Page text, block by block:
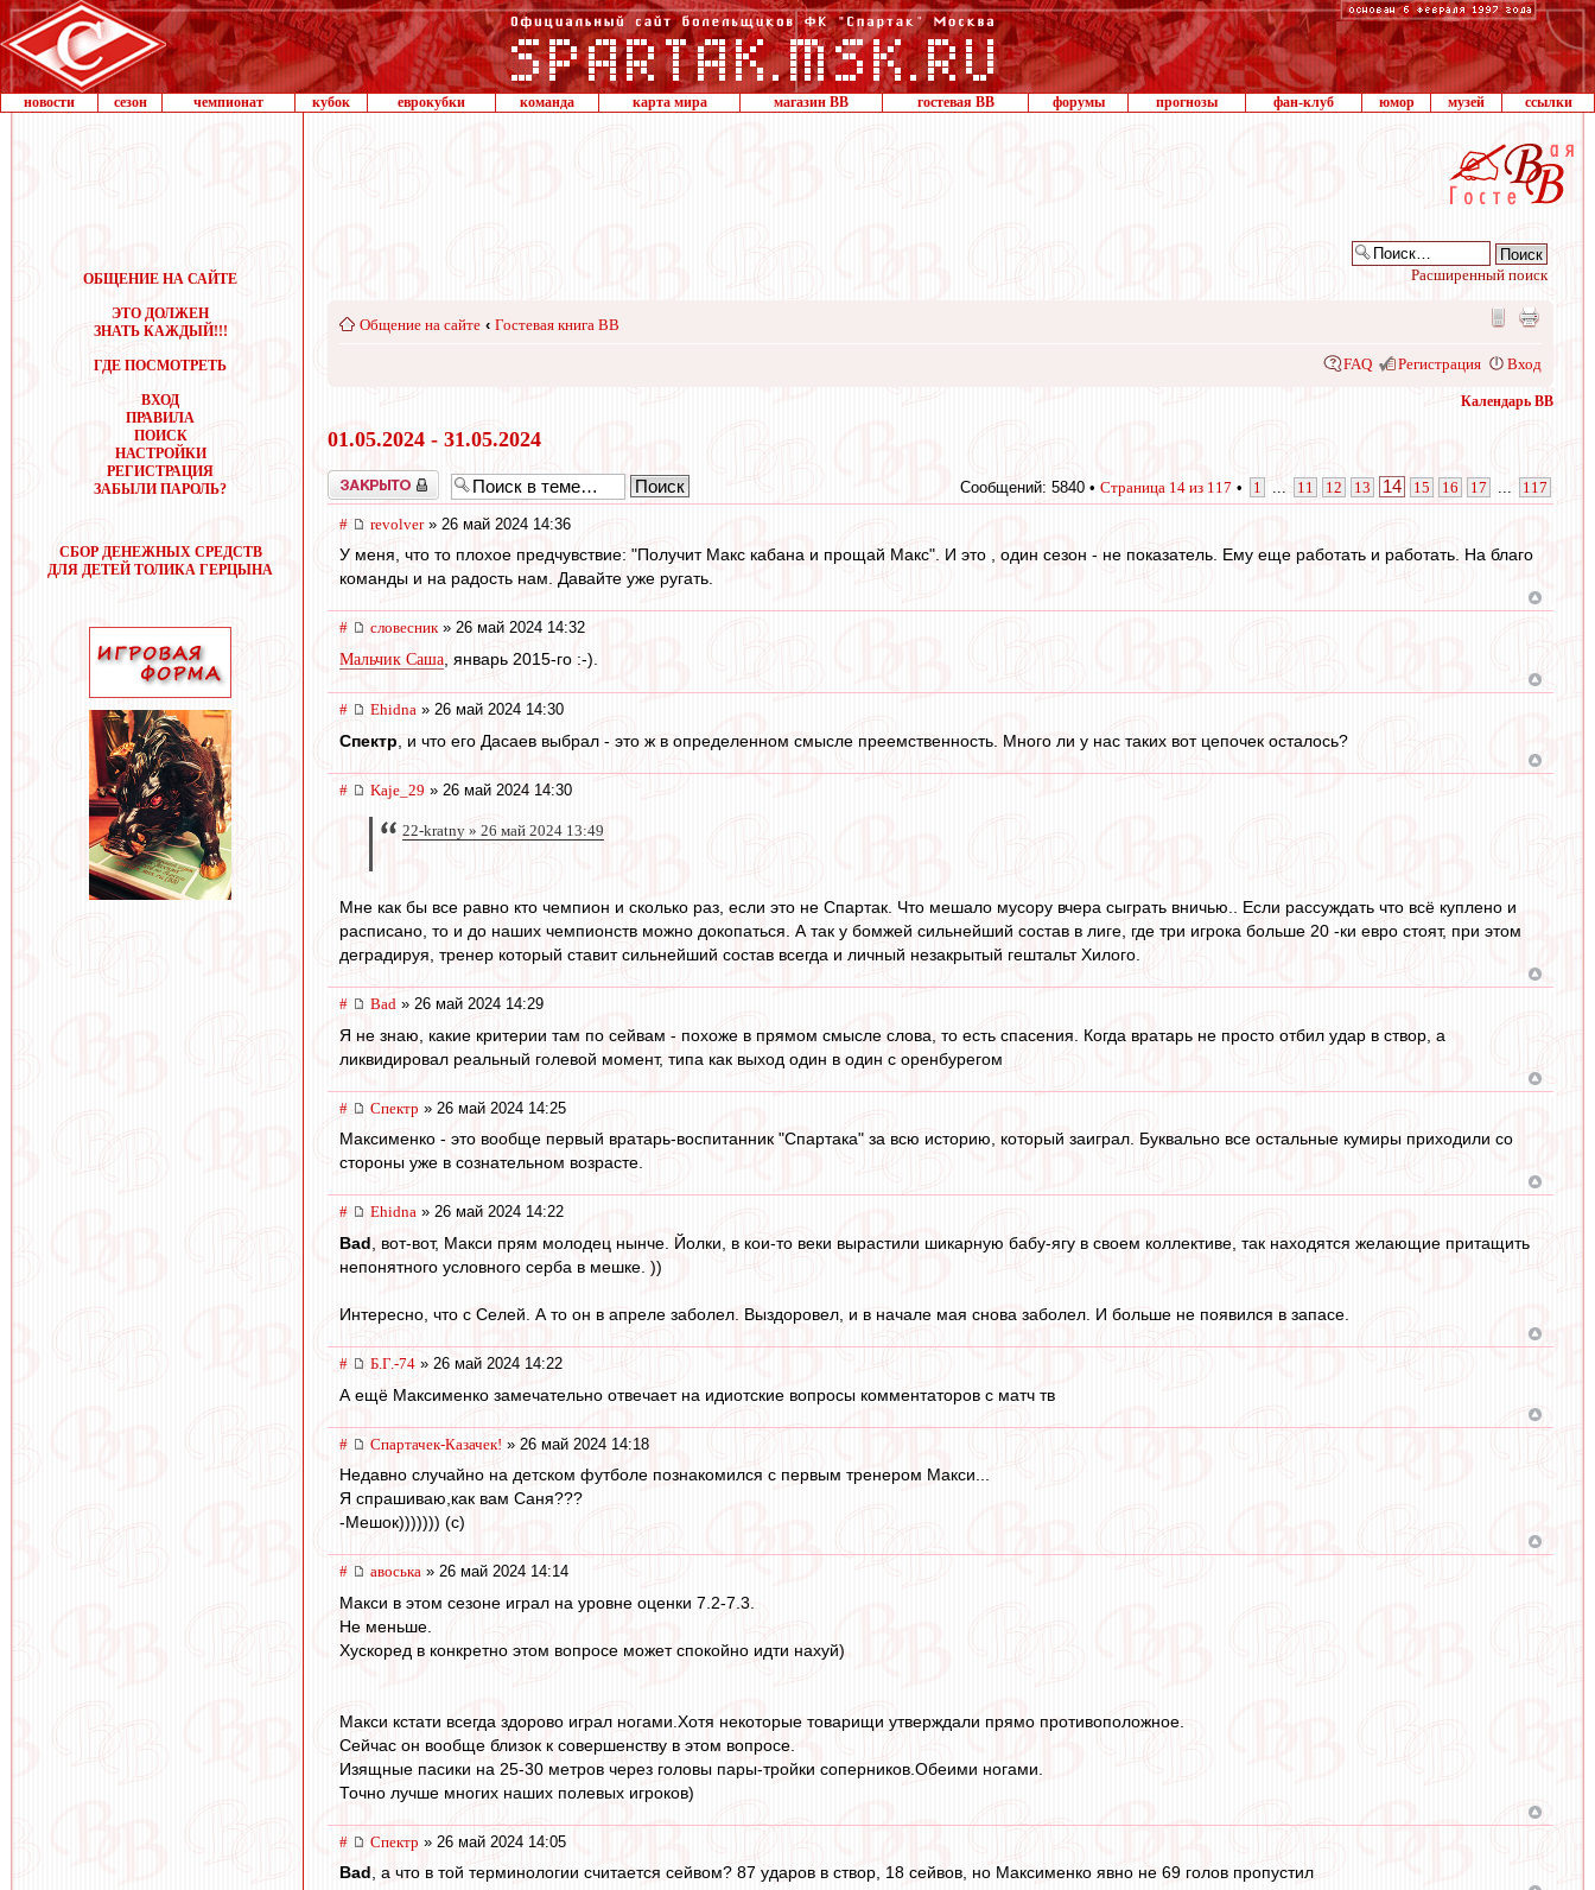
новости сезон чемпионат кубок еврокубки команда карта мира магазин ВВ гостевая ВВ форумы прогнозы фан-клуб юмор музей ссылки
ОБЩЕНИЕ НА САЙТЕ
ЭТО ДОЛЖЕН
ЗНАТЬ КАЖДЫЙ!!!
ГДЕ ПОСМОТРЕТЬ
ВХОД
ПРАВИЛА
ПОИСК
НАСТРОЙКИ
РЕГИСТРАЦИЯ
ЗАБЫЛИ ПАРОЛЬ?
СБОР ДЕНЕЖНЫХ СРЕДСТВ
ДЛЯ ДЕТЕЙ ТОЛИКА ГЕРЦЫНА
Расширенный поиск
Общение на сайте ‹ Гостевая книга ВВ
FAQ Регистрация Вход
Календарь ВВ
01.05.2024 - 31.05.2024
Закрыто Сообщений: 5840 • Страница 14 из 117 • 1 11 12 13 14 15 16 17 117
# revolver» 26 май 2024 14:36
У меня, что то плохое предчувствие: "Получит Макс кабана и прощай Макс". И это , один сезон - не показатель. Ему еще работать и работать. На благо
команды и на радость нам. Давайте уже ругать.
# словесник» 26 май 2024 14:32
Мальчик Саша , январь 2015-го :-).
# Ehidna » 26 май 2024 14:30
Спектр , и что его Дасаев выбрал - это ж в определенном смысле преемственность. Много ли у нас таких вот цепочек осталось?
# Kaje_29 » 26 май 2024 14:30
22-kratny » 26 май 2024 13:49
Мне как бы все равно кто чемпион и сколько раз, если это не Спартак. Что мешало мусору вчера сыграть вничью.. Если рассуждать что всё куплено и
расписано, то и до наших чемпионств можно докопаться. А так у бомжей сильнейший состав в лиге, где три игрока больше 20 -ки евро стоят, при этом
деградируя, тренер который ставит сильнейший состав всегда и личный незакрытый гештальт Хилого.
# Bad » 26 май 2024 14:29
Я не знаю, какие критерии там по сейвам - похоже в прямом смысле слова, то есть спасения. Когда вратарь не просто отбил удар в створ, а
ликвидировал реальный голевой момент, типа как выход один в один с оренбурегом
# Спектр » 26 май 2024 14:25
Максименко - это вообще первый вратарь-воспитанник "Спартака" за всю историю, который заиграл. Буквально все остальные кумиры приходили со
стороны уже в сознательном возрасте.
# Ehidna » 26 май 2024 14:22
Bad , вот-вот, Макси прям молодец нынче. Йолки, в кои-то веки вырастили шикарную бабу-ягу в своем коллективе, так находятся желающие притащить
непонятного условного серба в мешке. ))
Интересно, что с Селей. А то он в апреле заболел. Выздоровел, и в начале мая снова заболел. И больше не появился в запасе.
# Б.Г.-74 » 26 май 2024 14:22
А ещё Максименко замечательно отвечает на идиотские вопросы комментаторов с матч тв
# Спартачек-Казачек! » 26 май 2024 14:18
Недавно случайно на детском футболе познакомился с первым тренером Макси...
Я спрашиваю,как вам Саня???
-Мешок))))))) (с)
# авоська » 26 май 2024 14:14
Макси в этом сезоне играл на уровне оценки 7.2-7.3.
Не меньше.
Хускоред в конкретно этом вопросе может спокойно идти нахуй)
Макси кстати всегда здорово играл ногами.Хотя некоторые товарищи утверждали прямо противоположное.
Сейчас он вообще близок к совершенству в этом вопросе.
Изящные пасики на 25-30 метров через головы пары-тройки соперников.Обеими ногами.
Точно лучше многих наших полевых игроков)
# Спектр » 26 май 2024 14:05
Bad, а что в той терминологии считается сейвом? 87 ударов в створ, 18 сейвов, но Максименко явно не 69 голов пропустил